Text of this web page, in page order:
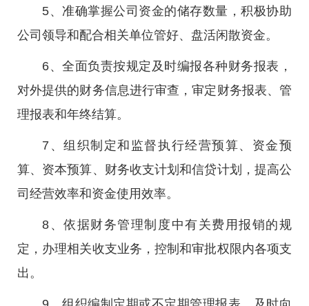
5、准确掌握公司资金的储存数量，积极协助
公司领导和配合相关单位管好、盘活闲散资金。
6、全面负责按规定及时编报各种财务报表，
对外提供的财务信息进行审查，审定财务报表、管
理报表和年终结算。
7、组织制定和监督执行经营预算、资金预
算、资本预算、财务收支计划和信贷计划，提高公
司经营效率和资金使用效率。
8、依据财务管理制度中有关费用报销的规
定，办理相关收支业务，控制和审批权限内各项支
出。